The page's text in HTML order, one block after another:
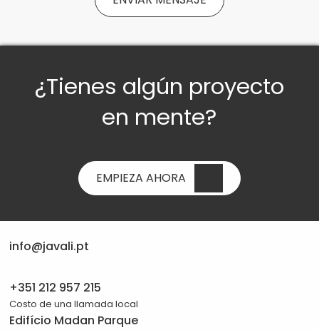
¿Tienes algún proyecto
en mente?
EMPIEZA AHORA
info@javali.pt
+351 212 957 215
Costo de una llamada local
Edifício Madan Parque